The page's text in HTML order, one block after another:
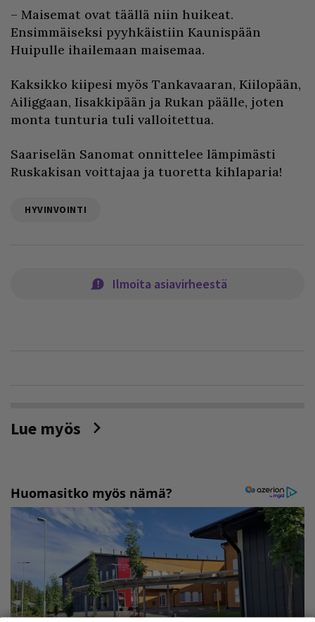
– Maisemat ovat täällä niin huikeat.
Ensimmäiseksi pyyhkäistiin Kaunispään
Huipulle ihailemaan maisemaa.
Kaksikko kiipesi myös Tankavaaran, Kiilopään,
Ailiggaan, Iisakkipään ja Rukan päälle, joten
monta tunturia tuli valloitettua.
Saariselän Sanomat onnittelee lämpimästi
Ruskakisan voittajaa ja tuoretta kihlaparia!
HYVINVOINTI
Ilmoita asiavirheestä
Lue myös